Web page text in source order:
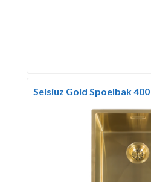
Selsiuz Gold Spoelbak 400